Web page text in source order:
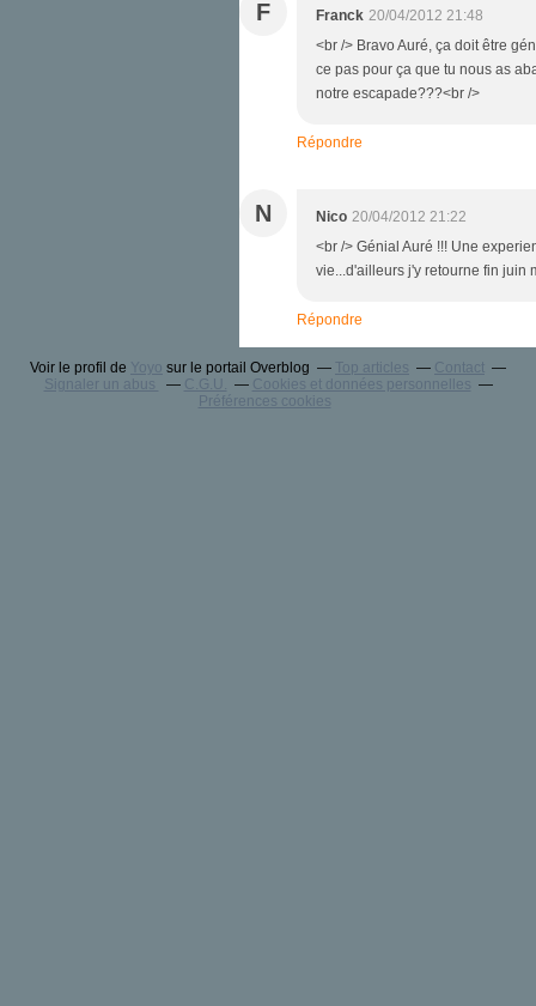
F Franck 20/04/2012 21:48
<br /> Bravo Auré, ça doit être
ce pas pour ça que tu nous as
notre escapade???<br />
Répondre
N Nico 20/04/2012 21:22
<br /> Génial Auré !!! Une
vie...d'ailleurs j'y retourne fin juin
Répondre
Voir le profil de Yoyo sur le portail Overblog Top articles
Contact
Signaler un abus
C.G.U.
Cookies et données personnelles
Préférences cookies